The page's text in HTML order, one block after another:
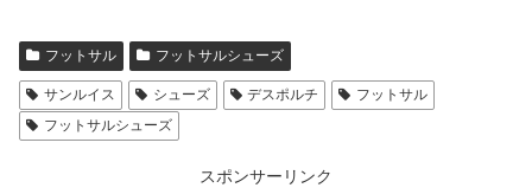
フットサル フットサルシューズ
サンルイス シューズ デスポルチ
フットサル
フットサルシューズ
スポンサーリンク